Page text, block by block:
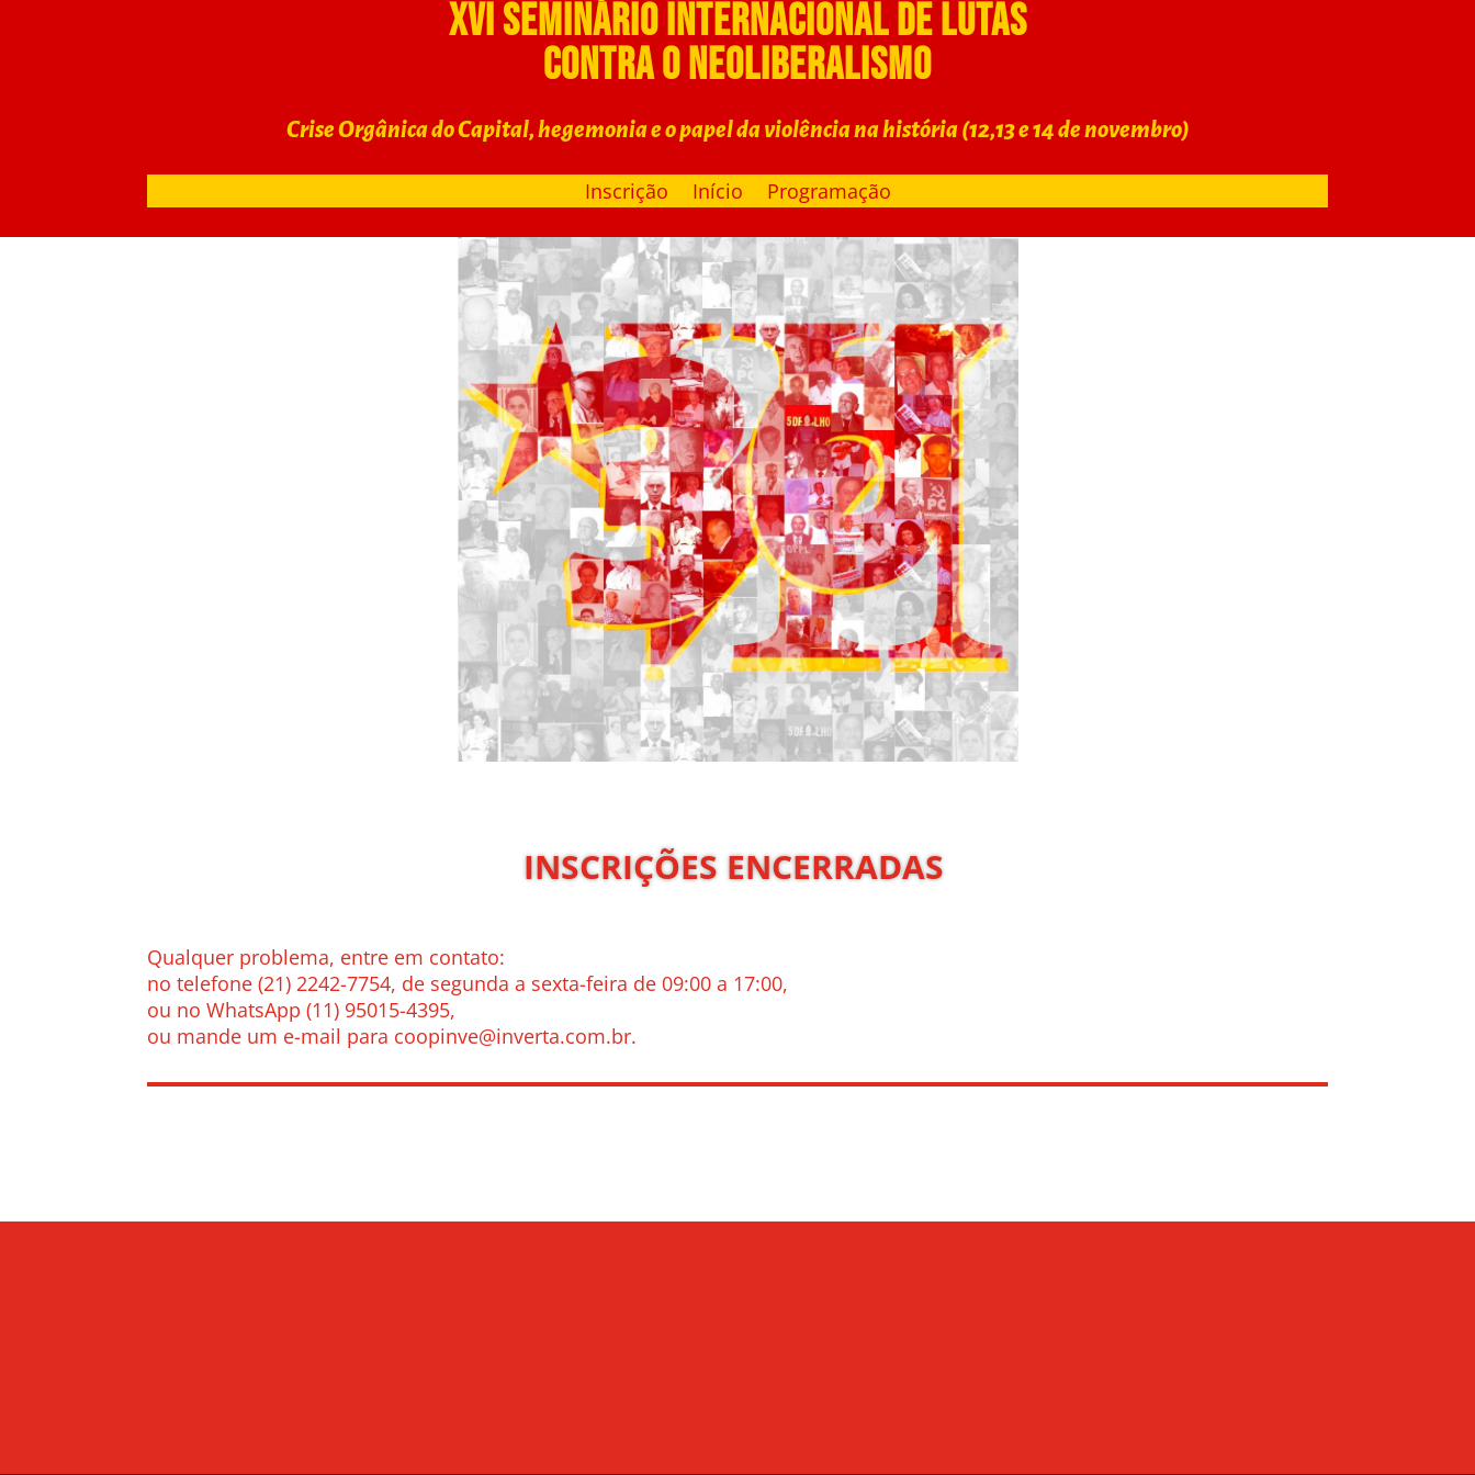
XVI Seminário Internacional de lutas
contra o Neoliberalismo
Crise Orgânica do Capital, hegemonia e o papel da violência na história (12,13 e 14 de novembro)
Inscrição Início Programação
INSCRIÇÕES ENCERRADAS
Qualquer problema, entre em contato:
no telefone (21) 2242-7754, de segunda a sexta-feira de 09:00 a 17:00,
ou no WhatsApp (11) 95015-4395,
ou mande um e-mail para coopinve@inverta.com.br.